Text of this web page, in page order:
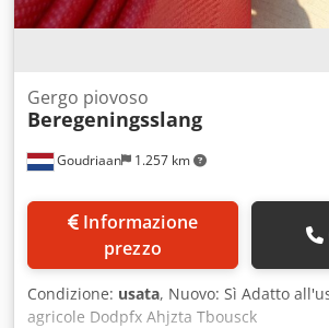
Goudriaan 1.257 km
Gergo piovoso
Beregeningsslang
prezzo
Condizione: usata, Nuovo: Sì Adatto
agricole Dodpfx Ahjzta Tbousck